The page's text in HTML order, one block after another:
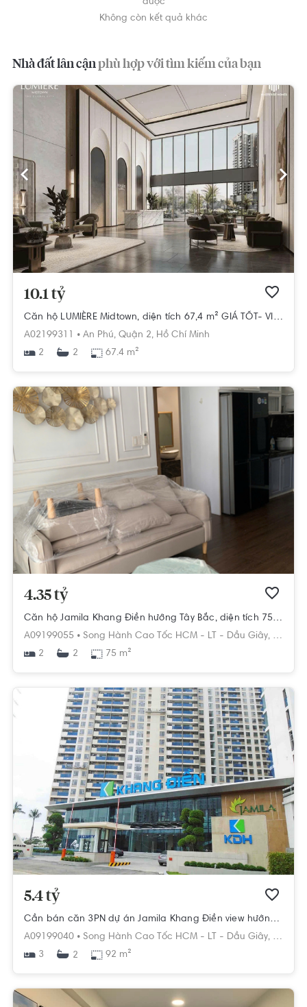
được
Không còn kết quả khác
Nhà đất lân cậnphù hợp với tìm kiếm của bạn
10.1 tỷ
Căn hộ LUMIÈRE Midtown, diện tích 67,4 m² GIÁ TỐT- VIEW ĐẸP
A02199311 • An Phú, Quận 2, Hồ Chí Minh
2
2 67.4 m²
4.35 tỷ
Căn hộ Jamila Khang Điền hướng Tây Bắc, diện tích 75 m²
A09199055 • Song Hành Cao Tốc HCM - LT - Dầu Giây, Phú
2
2 75 m²
5.4 tỷ
Cần bán căn 3PN dự án Jamila Khang Điền view hướng Đông Nam
A09199040 • Song Hành Cao Tốc HCM - LT - Dầu Giây, Phú
3
2 92 m²